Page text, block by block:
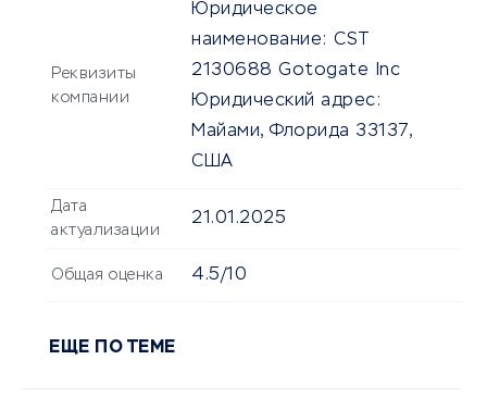
Реквизиты
компании
Юридическое
наименование: CST
2130688 Gotogate Inc
Юридический адрес:
Майами, Флорида 33137,
США
Дата
актуализации
21.01.2025
Общая оценка 4.5/10
ЕЩЕ ПО ТЕМЕ